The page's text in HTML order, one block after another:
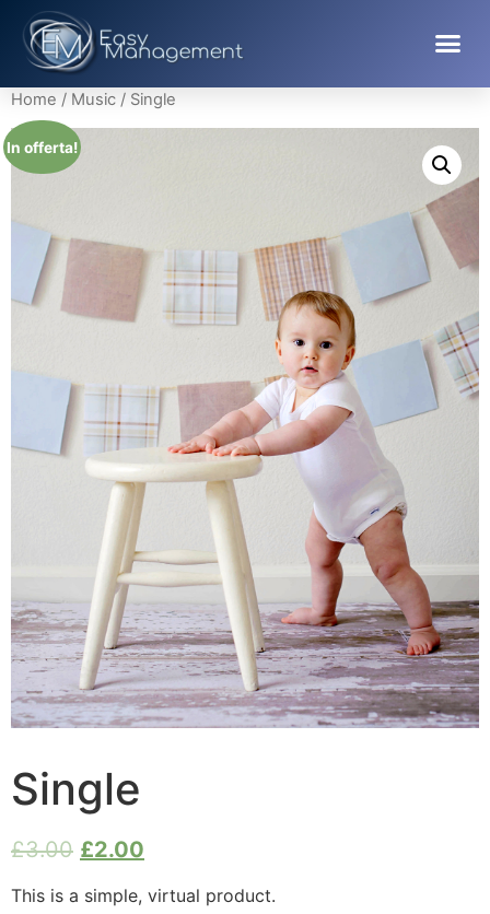
Home / Music / Single
In offerta!
Single
£3.00 £2.00
This is a simple, virtual product.